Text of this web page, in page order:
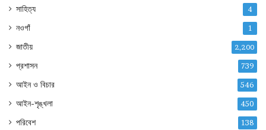
সাহিত্য 4
নওগাঁ 1
জাতীয় 2,200
প্রশাসন 739
আইন ও বিচার 546
আইন-শৃঙ্খলা 450
পরিবেশ 138